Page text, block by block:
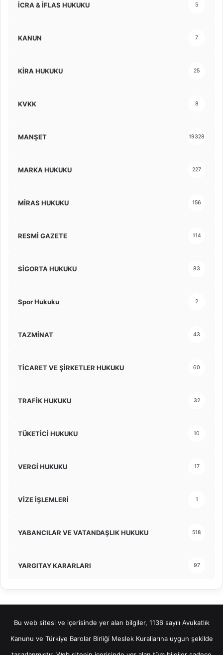
İCRA & İFLAS HUKUKU 5
KANUN 7
KİRA HUKUKU 25
KVKK 8
MANŞET 19328
MARKA HUKUKU 227
MİRAS HUKUKU 156
RESMİ GAZETE 114
SİGORTA HUKUKU 83
Spor Hukuku 2
TAZMİNAT 43
TİCARET VE ŞİRKETLER HUKUKU 60
TRAFİK HUKUKU 32
TÜKETİCİ HUKUKU 10
VERGİ HUKUKU 17
VİZE İŞLEMLERİ 1
YABANCILAR VE VATANDAŞLIK HUKUKU 518
YARGITAY KARARLARI 97
Bu web sitesi ve içerisinde yer alan bilgiler, 1136 sayılı Avukatlık
Kanunu ve Türkiye Barolar Birliği Meslek Kurallarına uygun şekilde